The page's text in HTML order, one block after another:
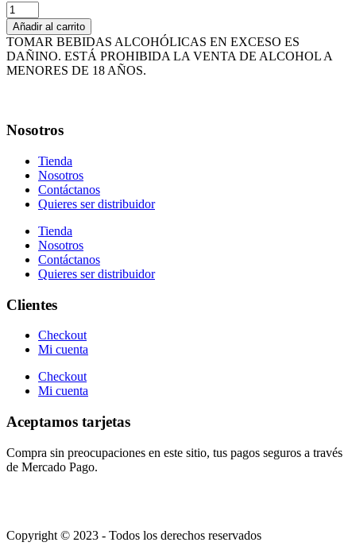
WINE
IN
THE
VAGINE
cantidad
Añadir al carrito
TOMAR BEBIDAS ALCOHÓLICAS EN EXCESO ES
DAÑINO. ESTÁ PROHIBIDA LA VENTA DE ALCOHOL A
MENORES DE 18 AÑOS.
Nosotros
Tienda
Nosotros
Contáctanos
Quieres ser distribuidor
Tienda
Nosotros
Contáctanos
Quieres ser distribuidor
Clientes
Checkout
Mi cuenta
Checkout
Mi cuenta
Aceptamos tarjetas
Compra sin preocupaciones en este sitio, tus pagos seguros a través
de Mercado Pago.
Copyright © 2023 - Todos los derechos reservados